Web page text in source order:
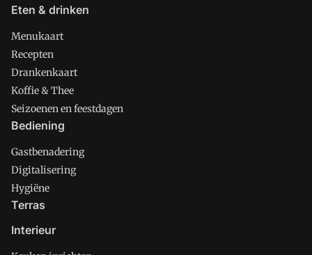
Eten & drinken
Menukaart
Recepten
Drankenkaart
Koffie & Thee
Seizoenen en feestdagen
Bediening
Gastbenadering
Digitalisering
Hygiëne
Terras
Interieur